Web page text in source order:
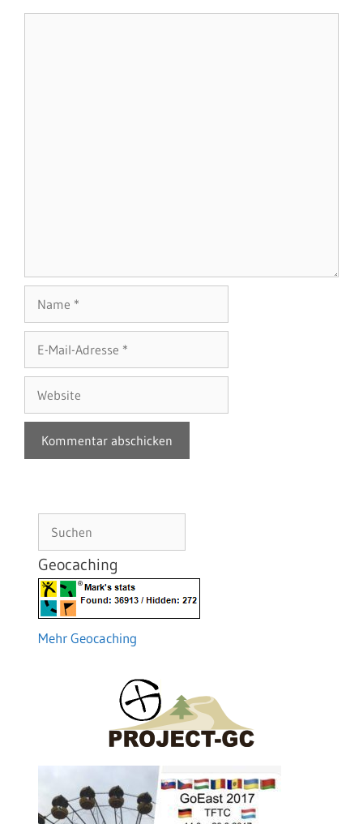
Mail-
Adresse
Geocaching
Mehr Geocaching